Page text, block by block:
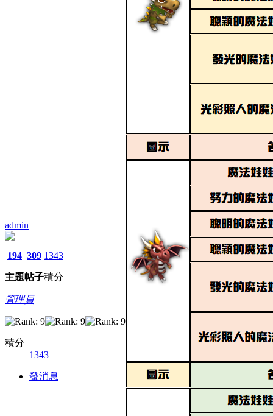
admin
194
主題
309
帖子
1343
積分
管理員
積分
1343
發消息